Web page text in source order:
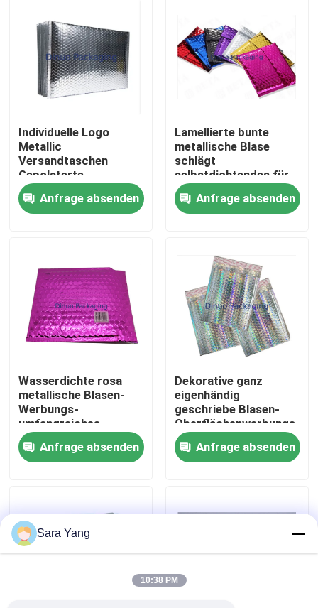
Heim
Videos
Über uns
Werksbesichtigung
Qualitätskontrolle
Kontakt mit uns
Neuigkeiten
Rechtssachen
Individuelle Logo
Metallic
Versandtaschen
Gepolsterte
Postbeutel
Luftpolsterfolie
Verpackung
Anfrage absenden
Lamellierte bunte
metallische Blase
schlägt
selbstdichtendes für
Lieferungs-Industrie
ein Anfrage absenden
Wasserdichte rosa
metallische Blasen-
Werbungs-
umfangreiches
Durchbohren
beständig
Anfrage absenden
Dekorative ganz
eigenhändig
geschriebe Blasen-
Oberflächenwerbungs-
kundenspezifisches
Drucken VMPET
Anfrage absenden
Sara Yang
10:38 PM